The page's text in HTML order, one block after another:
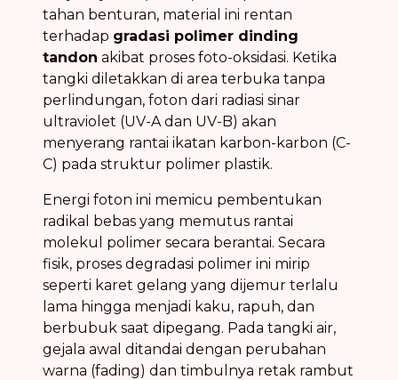
tahan benturan, material ini rentan
terhadap gradasi polimer dinding
tandon akibat proses foto-oksidasi. Ketika
tangki diletakkan di area terbuka tanpa
perlindungan, foton dari radiasi sinar
ultraviolet (UV-A dan UV-B) akan
menyerang rantai ikatan karbon-karbon (C-
C) pada struktur polimer plastik.
Energi foton ini memicu pembentukan
radikal bebas yang memutus rantai
molekul polimer secara berantai. Secara
fisik, proses degradasi polimer ini mirip
seperti karet gelang yang dijemur terlalu
lama hingga menjadi kaku, rapuh, dan
berbubuk saat dipegang. Pada tangki air,
gejala awal ditandai dengan perubahan
warna (fading) dan timbulnya retak rambut